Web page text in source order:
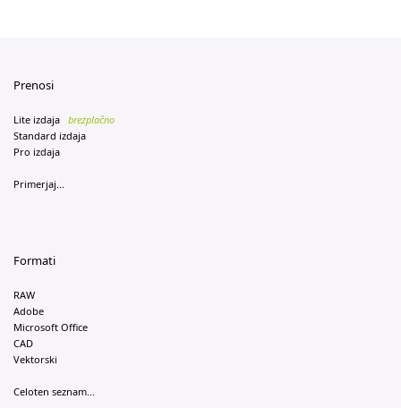
Prenosi
Lite izdaja brezplačno
Standard izdaja
Pro izdaja
Primerjaj...
Formati
RAW
Adobe
Microsoft Office
CAD
Vektorski
Celoten seznam...